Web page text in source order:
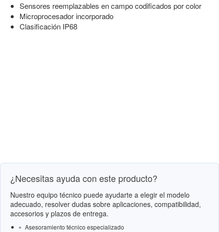
Sensores reemplazables en campo codificados por color
Microprocesador incorporado
Clasificación IP68
¿Necesitas ayuda con este producto?
Nuestro equipo técnico puede ayudarte a elegir el modelo
adecuado, resolver dudas sobre aplicaciones, compatibilidad,
accesorios y plazos de entrega.
Asesoramiento técnico especializado